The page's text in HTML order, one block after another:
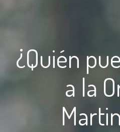
¿Quién
a la